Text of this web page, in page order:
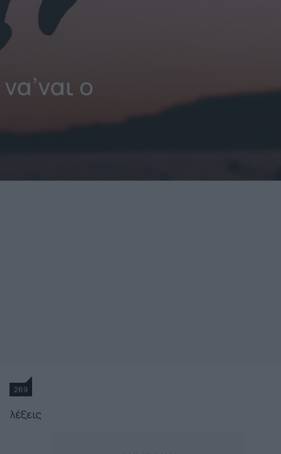
να’ναι ο
269
λέξεις